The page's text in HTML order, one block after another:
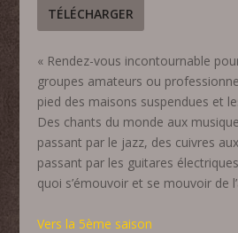
TÉLÉCHARGER
« Rendez-vous incontournable
groupes amateurs ou
pied des maisons suspendues et
Des chants du monde aux
passant par le jazz, des cuivres
passant par les guitares
quoi s’émouvoir et se mouvoir de
Vers la 5ème saison